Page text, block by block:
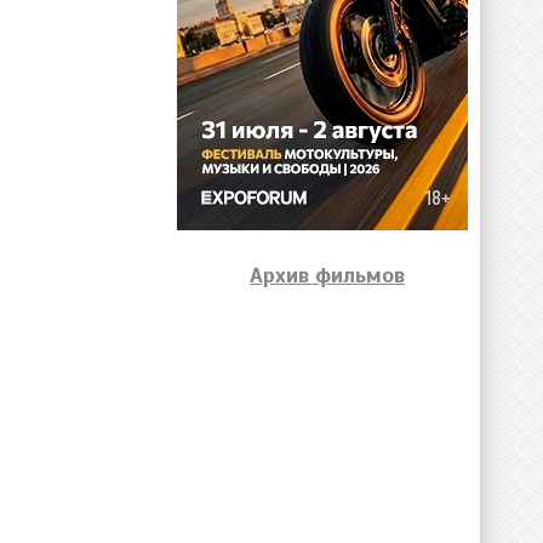
Архив фильмов